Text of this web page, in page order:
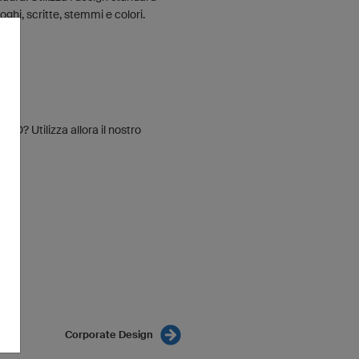
scritte, stemmi e colori.
3D? Utilizza allora il nostro
Corporate Design